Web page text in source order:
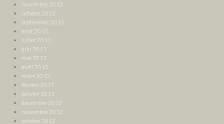
novembre 2013
octobre 2013
septembre 2013
août 2013
juillet 2013
juin 2013
mai 2013
avril 2013
mars 2013
février 2013
janvier 2013
décembre 2012
novembre 2012
octobre 2012